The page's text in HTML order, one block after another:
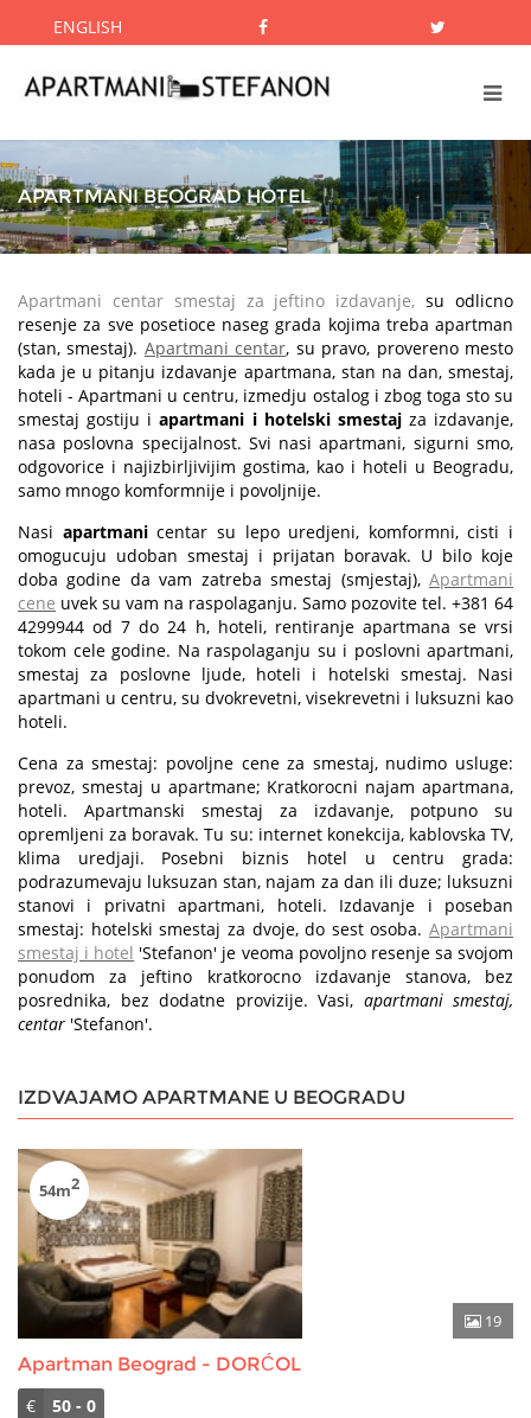
ENGLISH
APARTMANI BEOGRAD HOTEL
Apartmani centar smestaj za jeftino izdavanje, su odlicno
resenje za sve posetioce naseg grada kojima treba apartman
(stan, smestaj). Apartmani centar, su pravo, provereno mesto
kada je u pitanju izdavanje apartmana, stan na dan, smestaj,
hoteli - Apartmani u centru, izmedju ostalog i zbog toga sto su
smestaj gostiju iapartmani i hotelski smestajza izdavanje,
nasa poslovna specijalnost. Svi nasi apartmani, sigurni smo,
odgovorice i najizbirljivijim gostima, kao i hoteli u Beogradu,
samo mnogo komformnije i povoljnije.
Nasi apartmanicentar su lepo uredjeni, komformni, cisti i
omogucuju udoban smestaj i prijatan boravak. U bilo koje
doba godine da vam zatreba smestaj (smjestaj), Apartmani
cene uvek su vam na raspolaganju. Samo pozovite tel. +381 64
4299944 od 7 do 24 h, hoteli, rentiranje apartmana se vrsi
tokom cele godine. Na raspolaganju su i poslovni apartmani,
smestaj za poslovne ljude, hoteli i hotelski smestaj. Nasi
apartmani u centru, su dvokrevetni, visekrevetni i luksuzni kao
hoteli.
Cena za smestaj: povoljne cene za smestaj, nudimo usluge:
prevoz, smestaj u apartmane; Kratkorocni najam apartmana,
hoteli. Apartmanski smestaj za izdavanje, potpuno su
opremljeni za boravak. Tu su: internet konekcija, kablovska TV,
klima uredjaji. Posebni biznis hotel u centru grada:
podrazumevaju luksuzan stan, najam za dan ili duze; luksuzni
stanovi i privatni apartmani, hoteli. Izdavanje i poseban
smestaj: hotelski smestaj za dvoje, do sest osoba. Apartmani
smestaj i hotel 'Stefanon' je veoma povoljno resenje sa svojom
ponudom za jeftino kratkorocno izdavanje stanova, bez
posrednika, bez dodatne provizije. Vasi, apartmani smestaj,
centar 'Stefanon'.
IZDVAJAMO APARTMANE U BEOGRADU
19
54m2
Apartman Beograd - DORĆOL
€
50 - 0